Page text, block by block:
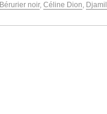
Bérurier noir, Céline Dion,